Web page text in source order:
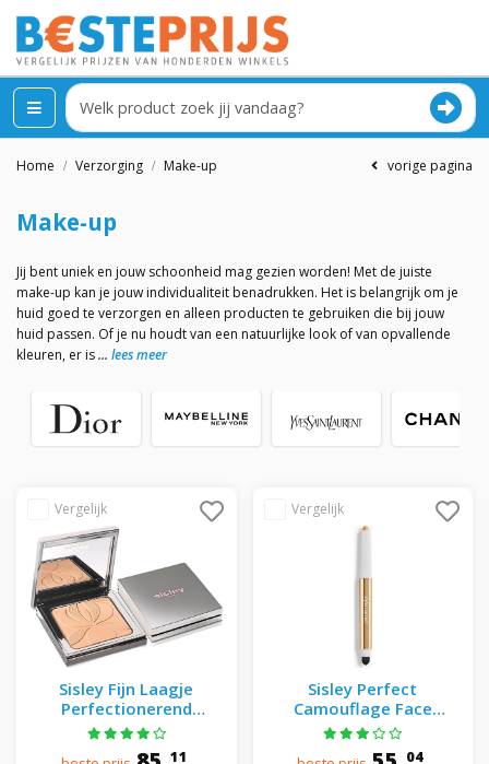
Home Verzorging Make-up vorige pagina
Make-up
Jij bent uniek en jouw schoonheid mag gezien worden! Met de juiste
make-up kan je jouw individualiteit benadrukken. Het is belangrijk om je
huid goed te verzorgen en alleen producten te gebruiken die bij jouw
huid passen. Of je nu houdt van een natuurlijke look of van opvallende
kleuren, er is
lees meer
Sisley Fijn Laagje
Perfectionerend
Matterend En
Verhelderend Poeder -
11
Sisley Perfect
Camouflage Face
Corrector - Stylo Correct
Perfect Camouflage
04